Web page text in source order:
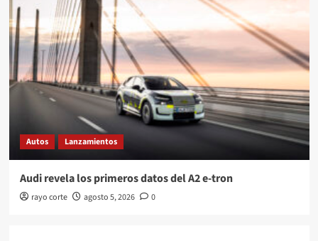
Autos Lanzamientos
Audi revela los primeros datos del A2 e-tron
rayo corte agosto 5, 2026 0